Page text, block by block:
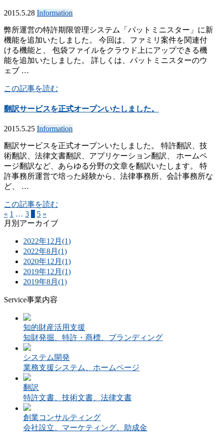
2015.5.28 Information
弊所運営の特許期限管理システム「パットミニスター」に新
機能を追加いたしました。 今回は、ファミリ案件を関連付
ける機能と、 包袋ファイルをクラウド上にアップできる機
能を追加いたしました。 詳しくは、パットミニスターのウ
ェブ …
この記事を読む
翻訳サービスを正式オープンいたしました。
2015.5.25 Information
翻訳サービスを正式オープンいたしました。 特許翻訳、技
術翻訳、法律文書翻訳、アプリケーション翻訳、 ホームペ
ージ翻訳など、あらゆる分野の文章を翻訳いたします。 特
許事務所運営で培った経験から、法律事務所、会計事務所な
ど、 …
この記事を読む
« 1 … 3 5 »
月別アーカイブ
2022年12月(1)
2022年8月(1)
2020年12月(1)
2019年12月(1)
2019年8月(1)
Service事業内容
知的財産活用支援
知財発掘、特許・商標、ブランディング
システム開発
業務支援システム、ホームページ
翻訳
特許文書、技術文書、法律文書
創業コンサルティング
会社設立、マーケティング、助成金